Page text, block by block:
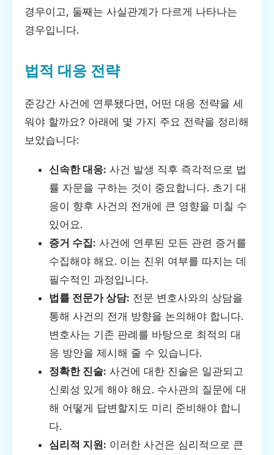
경우이고, 둘째는 사실관계가 다르게 나타나는
경우입니다.
법적 대응 전략
준강간 사건에 연루됐다면, 어떤 대응 전략을 세
워야 할까요? 아래에 몇 가지 주요 전략을 정리해
보았습니다:
신속한 대응: 사건 발생 직후 즉각적으로 법
률 자문을 구하는 것이 중요합니다. 초기 대
응이 향후 사건의 전개에 큰 영향을 미칠 수
있어요.
증거 수집: 사건에 연루된 모든 관련 증거를
수집해야 해요. 이는 진위 여부를 따지는 데
필수적인 과정입니다.
법률 전문가 상담: 전문 변호사와의 상담을
통해 사건의 전개 방향을 논의해야 합니다.
변호사는 기존 판례를 바탕으로 최적의 대
응 방안을 제시해 줄 수 있습니다.
정확한 진술: 사건에 대한 진술은 일관되고
신뢰성 있게 해야 해요. 수사관의 질문에 대
해 어떻게 답변할지도 미리 준비해야 합니
다.
심리적 지원: 이러한 사건은 심리적으로 큰